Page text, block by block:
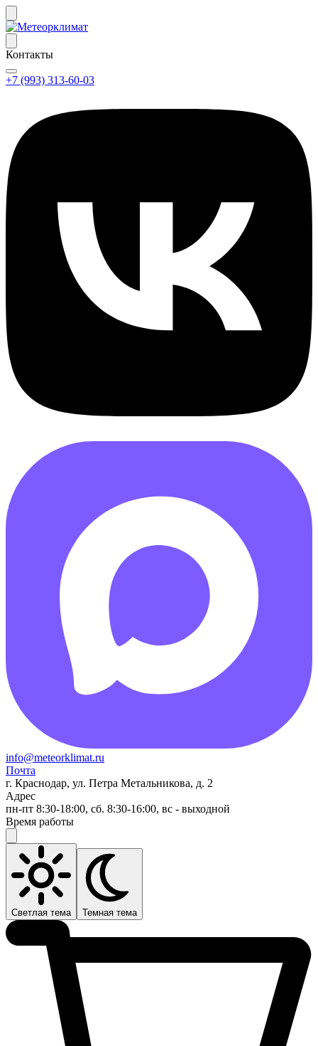
Контакты
+7 (993) 313-60-03
info@meteorklimat.ru
Почта
г. Краснодар, ул. Петра Метальникова, д. 2
Адрес
пн-пт 8:30-18:00, сб. 8:30-16:00, вс - выходной
Время работы
Светлая тема Темная тема